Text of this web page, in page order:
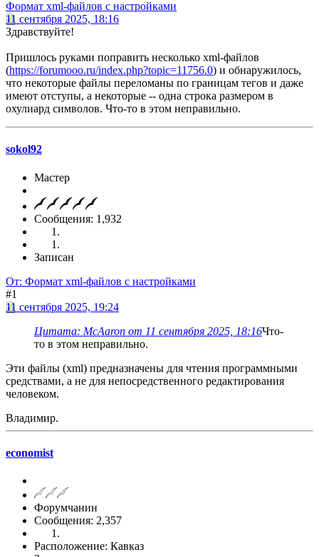
Формат xml-файлов с настройками
11 сентября 2025, 18:16
Здравствуйте!
Пришлось руками поправить несколько xml-файлов
(https://forumooo.ru/index.php?topic=11756.0) и обнаружилось,
что некоторые файлы переломаны по границам тегов и даже
имеют отступы, а некоторые -- одна строка размером в
охулиард символов. Что-то в этом неправильно.
sokol92
Мастер
Сообщения: 1,932
Записан
От: Формат xml-файлов с настройками
#1
11 сентября 2025, 19:24
Цитата: McAaron от 11 сентября 2025, 18:16Что-
то в этом неправильно.
Эти файлы (xml) предназначены для чтения программными
средствами, а не для непосредственного редактирования
человеком.
Владимир.
economist
Форумчанин
Сообщения: 2,357
Расположение: Кавказ